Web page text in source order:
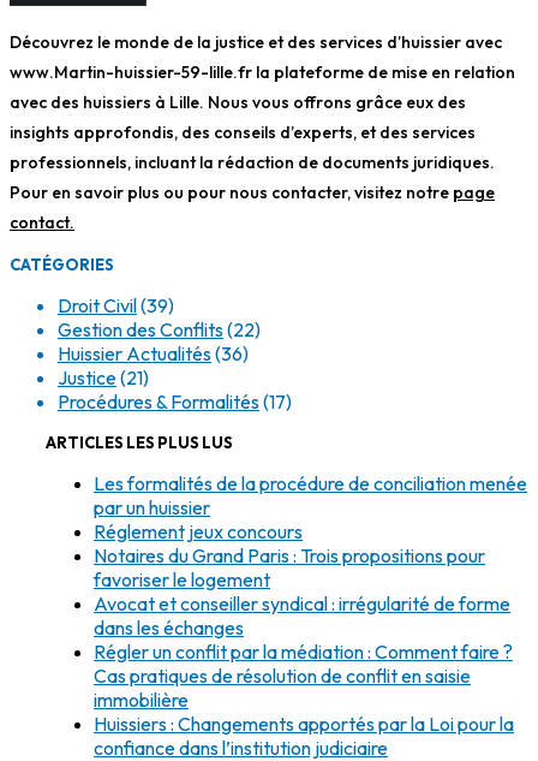
Découvrez le monde de la justice et des services d’huissier avec
www.Martin-huissier-59-lille.fr la plateforme de mise en relation
avec des huissiers à Lille. Nous vous offrons grâce eux des
insights approfondis, des conseils d’experts, et des services
professionnels, incluant la rédaction de documents juridiques.
Pour en savoir plus ou pour nous contacter, visitez notre page
contact.
CATÉGORIES
Droit Civil(39)
Gestion des Conflits(22)
Huissier Actualités(36)
Justice(21)
Procédures & Formalités(17)
ARTICLES LES PLUS LUS
Les formalités de la procédure de conciliation menée
par un huissier
Réglement jeux concours
Notaires du Grand Paris : Trois propositions pour
favoriser le logement
Avocat et conseiller syndical : irrégularité de forme
dans les échanges
Régler un conflit par la médiation : Comment faire ?
Cas pratiques de résolution de conflit en saisie
immobilière
Huissiers : Changements apportés par la Loi pour la
confiance dans l’institution judiciaire